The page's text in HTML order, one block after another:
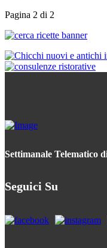
Pagina 2 di 2
Settimanale Telematico
Seguici Su